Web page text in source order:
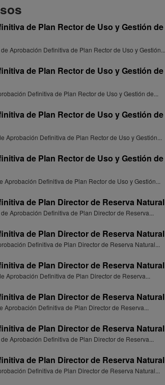
de Plan Rector de Uso y Gestión
Aprobación Definitiva de Plan Rector de Uso y Gestión...
de Plan Rector de Uso y Gestión
Definitiva de Plan Rector de Uso y Gestión de...
de Plan Rector de Uso y Gestión
Aprobación Definitiva de Plan Rector de Uso y Gestión...
de Plan Rector de Uso y Gestión
Aprobación Definitiva de Plan Rector de Uso y Gestión...
de Plan Director de Reserva
Aprobación Definitiva de Plan Director de Reserva...
de Plan Director de Reserva
Definitiva de Plan Director de Reserva Natural...
de Plan Director de Reserva
Aprobación Definitiva de Plan Director de Reserva...
de Plan Director de Reserva
Aprobación Definitiva de Plan Director de Reserva...
de Plan Director de Reserva
Aprobación Definitiva de Plan Director de Reserva...
de Plan Director de Reserva
Definitiva de Plan Director de Reserva Natural...